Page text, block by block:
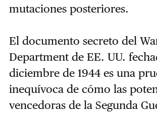
mutaciones posteriores.
El documento secreto del
Department de EE. UU.
diciembre de 1944 es una
inequívoca de cómo las
vencedoras de la Segunda